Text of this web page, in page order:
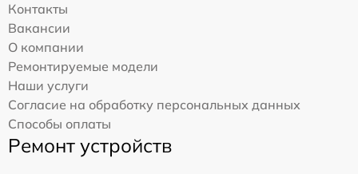
Контакты
Вакансии
О компании
Ремонтируемые модели
Наши услуги
Согласие на обработку персональных данных
Способы оплаты
Ремонт устройств